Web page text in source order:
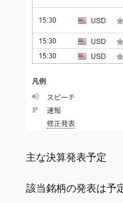
主な決算発表予定
該当銘柄の発表は予